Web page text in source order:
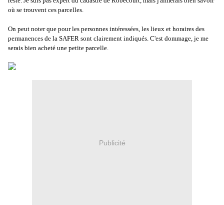
où se trouvent ces parcelles.
On peut noter que pour les personnes intéressées, les lieux et horaires des
permanences de la SAFER sont clairement indiqués. C'est dommage, je me
serais bien acheté une petite parcelle.
Publicité